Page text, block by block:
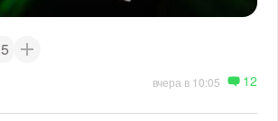
5
вчера в 10:05 12